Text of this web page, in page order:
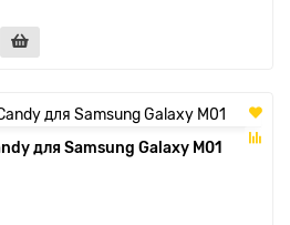
для Samsung Galaxy M01